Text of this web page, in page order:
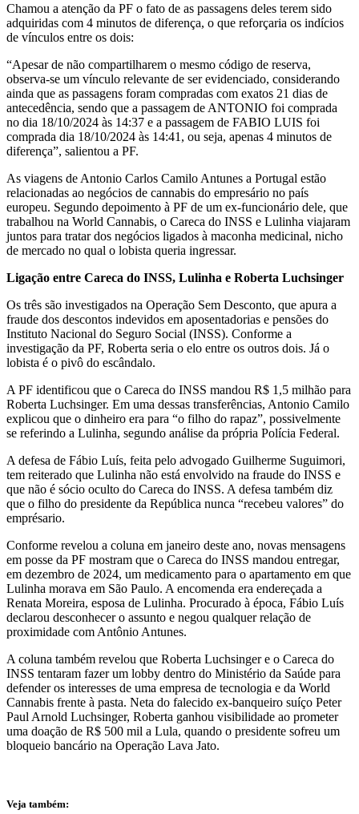
Chamou a atenção da PF o fato de as passagens deles terem sido
adquiridas com 4 minutos de diferença, o que reforçaria os indícios
de vínculos entre os dois:
“Apesar de não compartilharem o mesmo código de reserva,
observa-se um vínculo relevante de ser evidenciado, considerando
ainda que as passagens foram compradas com exatos 21 dias de
antecedência, sendo que a passagem de ANTONIO foi comprada
no dia 18/10/2024 às 14:37 e a passagem de FABIO LUIS foi
comprada dia 18/10/2024 às 14:41, ou seja, apenas 4 minutos de
diferença”, salientou a PF.
As viagens de Antonio Carlos Camilo Antunes a Portugal estão
relacionadas ao negócios de cannabis do empresário no país
europeu. Segundo depoimento à PF de um ex-funcionário dele, que
trabalhou na World Cannabis, o Careca do INSS e Lulinha viajaram
juntos para tratar dos negócios ligados à maconha medicinal, nicho
de mercado no qual o lobista queria ingressar.
Ligação entre Careca do INSS, Lulinha e Roberta Luchsinger
Os três são investigados na Operação Sem Desconto, que apura a
fraude dos descontos indevidos em aposentadorias e pensões do
Instituto Nacional do Seguro Social (INSS). Conforme a
investigação da PF, Roberta seria o elo entre os outros dois. Já o
lobista é o pivô do escândalo.
A PF identificou que o Careca do INSS mandou R$ 1,5 milhão para
Roberta Luchsinger. Em uma dessas transferências, Antonio Camilo
explicou que o dinheiro era para “o filho do rapaz”, possivelmente
se referindo a Lulinha, segundo análise da própria Polícia Federal.
A defesa de Fábio Luís, feita pelo advogado Guilherme Suguimori,
tem reiterado que Lulinha não está envolvido na fraude do INSS e
que não é sócio oculto do Careca do INSS. A defesa também diz
que o filho do presidente da República nunca “recebeu valores” do
emprésario.
Conforme revelou a coluna em janeiro deste ano, novas mensagens
em posse da PF mostram que o Careca do INSS mandou entregar,
em dezembro de 2024, um medicamento para o apartamento em que
Lulinha morava em São Paulo. A encomenda era endereçada a
Renata Moreira, esposa de Lulinha. Procurado à época, Fábio Luís
declarou desconhecer o assunto e negou qualquer relação de
proximidade com Antônio Antunes.
A coluna também revelou que Roberta Luchsinger e o Careca do
INSS tentaram fazer um lobby dentro do Ministério da Saúde para
defender os interesses de uma empresa de tecnologia e da World
Cannabis frente à pasta. Neta do falecido ex-banqueiro suíço Peter
Paul Arnold Luchsinger, Roberta ganhou visibilidade ao prometer
uma doação de R$ 500 mil a Lula, quando o presidente sofreu um
bloqueio bancário na Operação Lava Jato.
Veja também: